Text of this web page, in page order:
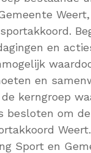
en
en
kerngroep
besloten om
Sport en